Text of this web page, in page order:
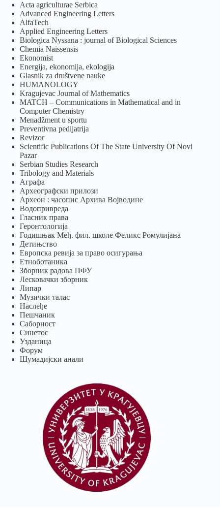
Acta agriculturae Serbica
Advanced Engineering Letters
AlfaTech
Applied Engineering Letters
Biologica Nyssana : journal of Biological Sciences
Chemia Naissensis
Ekonomist
Energija, ekonomija, ekologija
Glasnik za društvene nauke
HUMANOLOGY
Kragujevac Journal of Mathematics
MATCH – Communications in Mathematical and in
Computer Chemistry
Menadžment u sportu
Preventivna pedijatrija
Revizor
Scientific Publications Of The State University Of Novi
Pazar
Serbian Studies Research
Tribology and Materials
Аграфа
Археографски прилози
Археон : часопис Архива Војводине
Водопривреда
Гласник права
Геронтологија
Годишњак Међ. фил. школе Феликс Ромулијана
Детињство
Европска ревија за право осигурања
Eтноботаника
Зборник радова ПФУ
Лесковачки зборник
Липар
Музички талас
Наслеђе
Пешчаник
Саборност
Синетос
Узданица
Форум
Шумадијски анали